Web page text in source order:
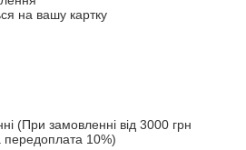
на вашу картку
(При замовленні від 3000 грн
передоплата 10%)